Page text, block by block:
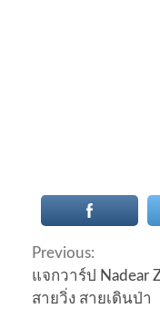
Continue
Reading
Previous:
แจกวาร์ป Nadear
สายวิ่ง สายเดินป่า